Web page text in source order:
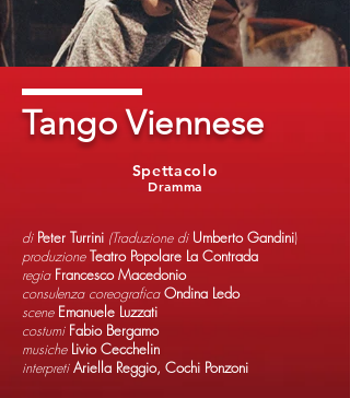
Tango Viennese
Dramma
Spettacolo
di Peter Turrini (Traduzione di Umberto Gandini)
produzioneTeatro Popolare La Contrada
regia Francesco Macedonio
consulenza coreografica Ondina Ledo
scene Emanuele Luzzati
costumi Fabio Bergamo
musiche Livio Cecchelin
interpretiAriella Reggio, Cochi Ponzoni